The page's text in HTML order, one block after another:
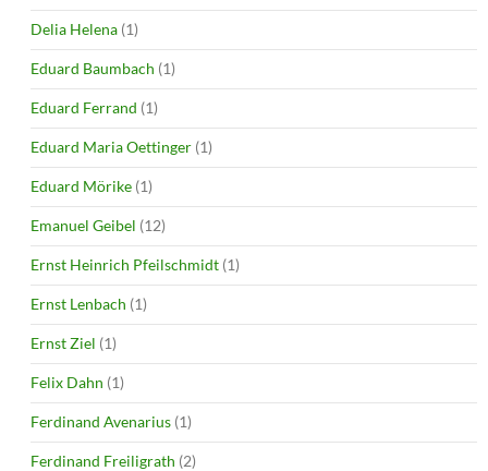
Delia Helena (1)
Eduard Baumbach (1)
Eduard Ferrand (1)
Eduard Maria Oettinger (1)
Eduard Mörike (1)
Emanuel Geibel (12)
Ernst Heinrich Pfeilschmidt (1)
Ernst Lenbach (1)
Ernst Ziel (1)
Felix Dahn (1)
Ferdinand Avenarius (1)
Ferdinand Freiligrath (2)